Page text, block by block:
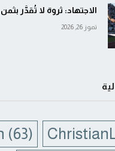
الاجتهاد: ثروة لا تُقدَّر بثمن
تموز 26, 2026
(63)